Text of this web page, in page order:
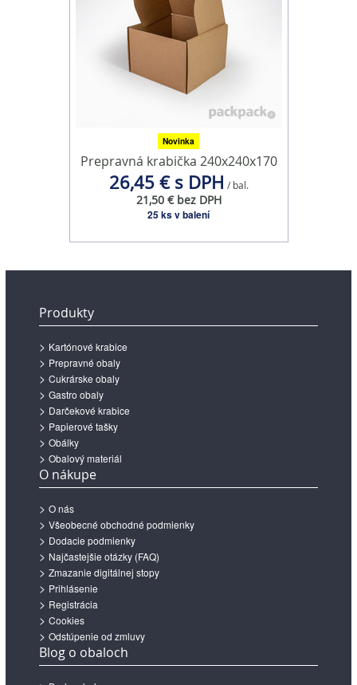
Novinka
Prepravná krabička 240x240x170
26,45 € s DPH / bal.
21,50 € bez DPH
25 ks v balení
Produkty
Kartónové krabice
Prepravné obaly
Cukrárske obaly
Gastro obaly
Darčekové krabice
Papierové tašky
Obálky
Obalový materiál
O nákupe
O nás
Všeobecné obchodné podmienky
Dodacie podmienky
Najčastejšie otázky (FAQ)
Zmazanie digitálnej stopy
Prihlásenie
Registrácia
Cookies
Odstúpenie od zmluvy
Blog o obaloch